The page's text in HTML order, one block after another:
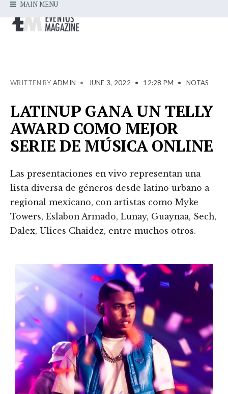
MAIN MENU
WRITTEN BY ADMIN • JUNE 3, 2022 • 12:28 PM • NOTAS
LATINUP GANA UN TELLY
AWARD COMO MEJOR
SERIE DE MÚSICA ONLINE
Las presentaciones en vivo representan una
lista diversa de géneros desde latino urbano a
regional mexicano, con artistas como Myke
Towers, Eslabon Armado, Lunay, Guaynaa, Sech,
Dalex, Ulices Chaidez, entre muchos otros.